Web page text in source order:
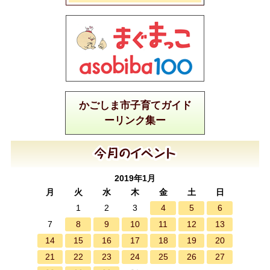
かごしま市子育てガイド
ーリンク集ー
2019年1月
月
火 水 木 金 土
日
1
2 3 4 5
6
7
8 9 10 11 12
13
14
15 16 17 18 19
20
21
22 23 24 25 26
27